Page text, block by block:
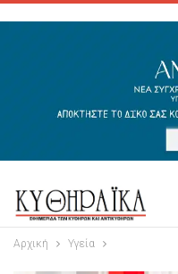
Αρχική Υγεία